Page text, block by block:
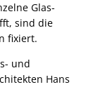
Glas-
sind die
fixiert.
und
Hans